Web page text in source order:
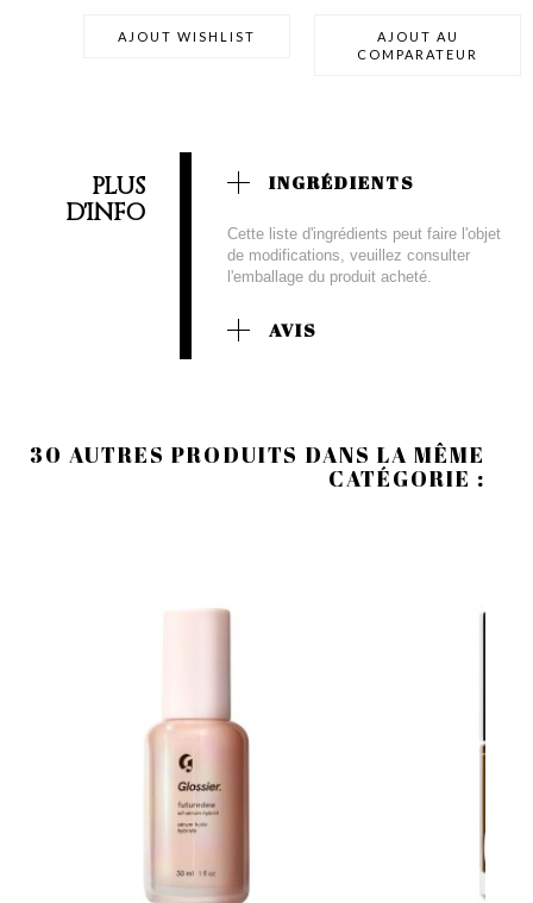
AJOUT WISHLIST
AJOUT AU
COMPARATEUR
PLUS
D'INFO
INGRÉDIENTS
Cette liste d'ingrédients peut faire l'objet
de modifications, veuillez consulter
l'emballage du produit acheté.
AVIS
30 AUTRES PRODUITS DANS LA MÊME
CATÉGORIE :